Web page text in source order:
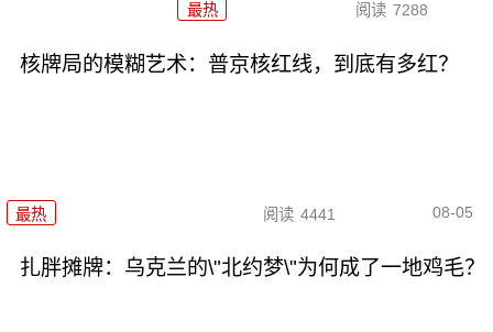
最热 阅读 7288
核牌局的模糊艺术：普京核红线，到底有多红？
最热 阅读 4441 08-05
扎胖摊牌：乌克兰的\"北约梦\"为何成了一地鸡毛？